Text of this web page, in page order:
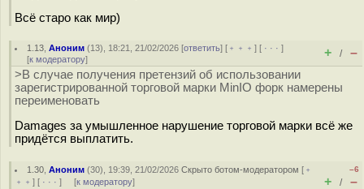
Всё старо как мир)
1.13 ,Аноним (13), 18:21, 21/02/2026 [ответить] [ ﹢﹢﹢] [ · · ·]
[к модератору] + / –
>В случае получения претензий об использовании
зарегистрированной торговой марки MinIO форк намерены
переименовать
Damages за умышленное нарушение торговой марки всё же
придётся выплатить.
1.30 ,Аноним (30), 19:39, 21/02/2026Скрыто ботом-модератором [ ﹢
﹢﹢ ] [ · · · ] [к модератору]
–6
+ / –